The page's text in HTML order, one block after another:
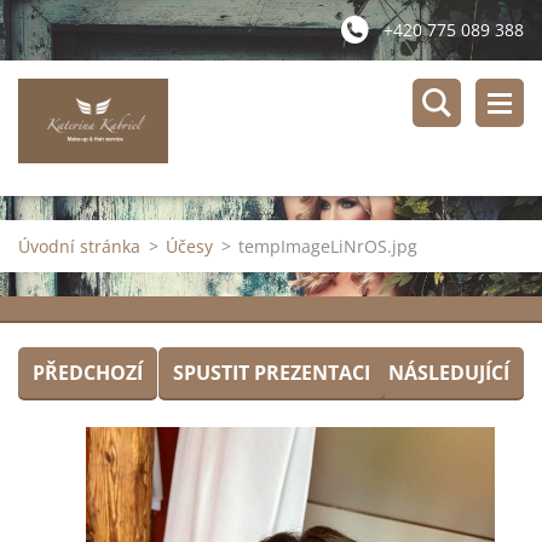
+420 775 089 388
Úvodní stránka > Účesy > tempImageLiNrOS.jpg
PŘEDCHOZÍ SPUSTIT PREZENTACI NÁSLEDUJÍCÍ